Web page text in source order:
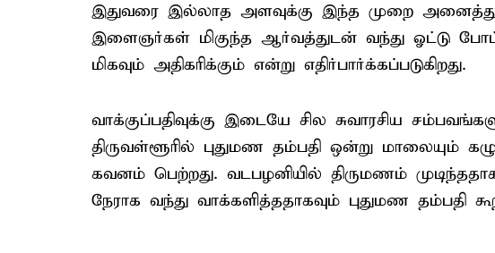
இதுவரை இல்லாத அளவுக்கு இந்த முறை
இளைஞர்கள் மிகுந்த ஆர்வத்துடன் வந்து ஓட்டு
மிகவும் அதிகரிக்கும் என்று எதிர்பார்க்கப்படுகிறது.
வாக்குப்பதிவுக்கு இடையே சில சுவாரசிய
திருவள்ளூரில் புதுமண தம்பதி ஒன்று மாலையும்
கவனம் பெற்றது. வடபழனியில் திருமணம்
நேராக வந்து வாக்களித்ததாகவும் புதுமண தம்பதி